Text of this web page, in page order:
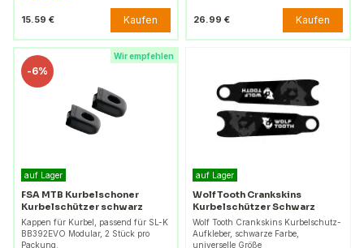
15.59 € Kaufen 26.99 € Kaufen
Wir empfehlen
-6%
auf Lager
FSA MTB Kurbelschoner
Kurbelschützer schwarz
Kappen für Kurbel, passend für SL-K
BB392EVO Modular, 2 Stück pro
Packung.
auf Lager
Wolf Tooth Crankskins
Kurbelschützer Schwarz
Wolf Tooth Crankskins Kurbelschutz-
Aufkleber, schwarze Farbe,
universelle Größe